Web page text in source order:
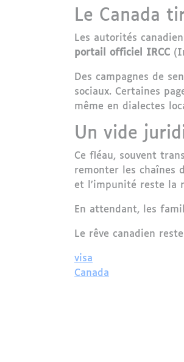
Le Canada
Les autorités
portail officiel IRCC
Des campagnes de
sociaux. Certaines
même en dialectes
Un vide
Ce fléau, souvent
remonter les chaînes
et l’impunité reste la
En attendant, les
Le rêve canadien
visa
Canada